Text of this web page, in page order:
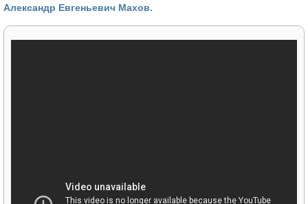
Александр Евгеньевич Махов.